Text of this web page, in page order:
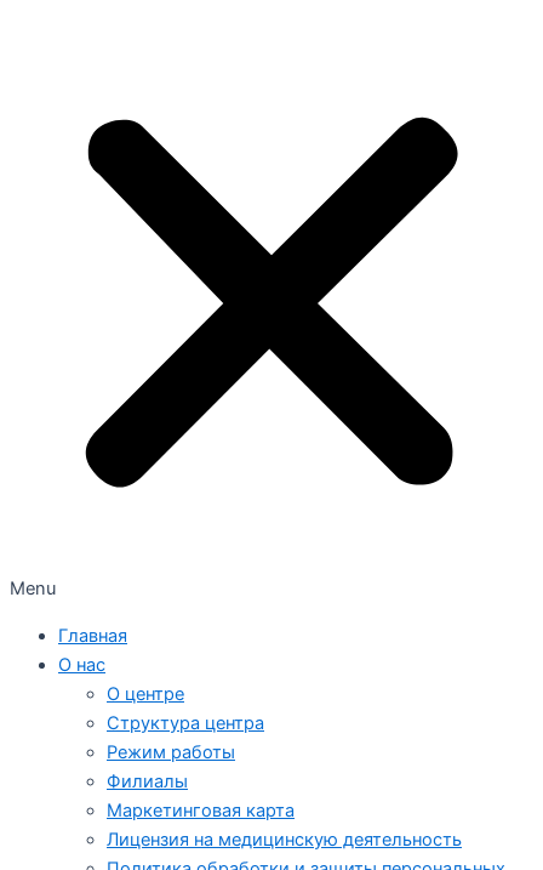
Menu
Главная
О нас
О центре
Структура центра
Режим работы
Филиалы
Маркетинговая карта
Лицензия на медицинскую деятельность